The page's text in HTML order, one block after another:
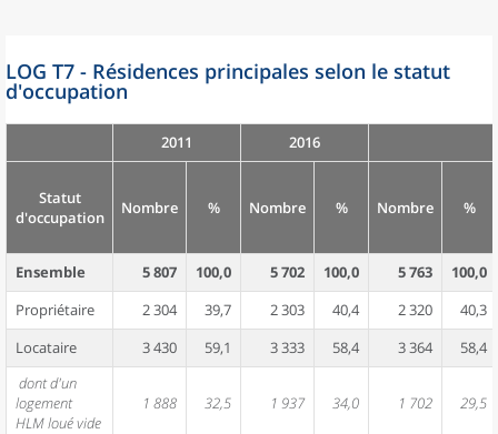
LOG T7 - Résidences principales selon le statut
d'occupation
2011 2016
Statut
d'occupation
Nombre % Nombre % Nombre %
Ensemble 5 807 100,0 5 702 100,0 5 763
100,0
Propriétaire
2 304 39,7 2 303 40,4 2 320
40,3
Locataire
3 430 59,1 3 333 58,4 3 364
58,4
dont d'un
logement
HLM loué vide
1 888 32,5 1 937 34,0 1 702 29,5